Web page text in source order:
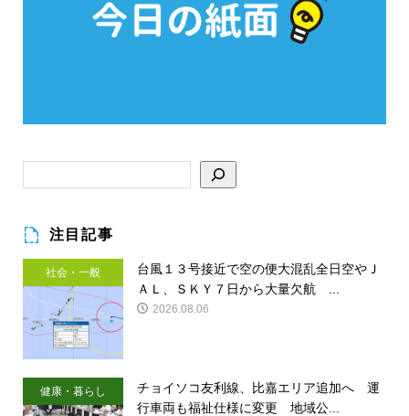
注目記事
社会・一般
台風１３号接近で空の便大混乱全日空やＪ
ＡＬ、ＳＫＹ７日から大量欠航 ...
2026.08.06
健康・暮らし
チョイソコ友利線、比嘉エリア追加へ 運
行車両も福祉仕様に変更 地域公...